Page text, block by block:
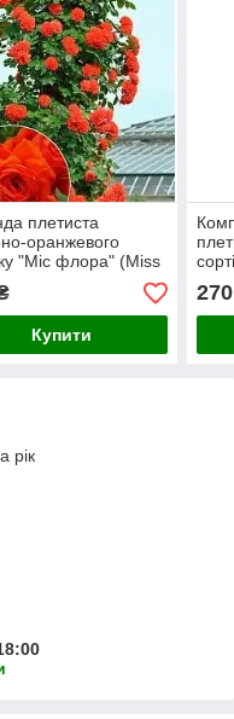
плетиста
оранжевого
"Міс флора" (Miss
сорт)
Купити
270
рік